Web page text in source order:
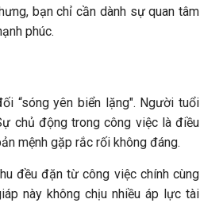
bạn chỉ cần dành sự quan tâm
phúc.
“sóng yên biển lặng". Người tuổi
chủ động trong công việc là điều
mệnh gặp rắc rối không đáng.
đều đặn từ công việc chính cùng
này không chịu nhiều áp lực tài